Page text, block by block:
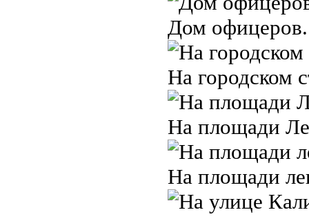
Дом офицеров.
На городском
На площади
На площади